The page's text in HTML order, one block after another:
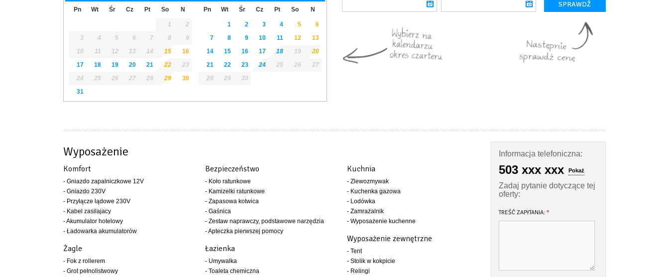
Pn Wt Śr Cz Pt So N
1
2
3
4 5 6 7 8
9
10
11 12 13 14 15
16
17
18 19 20 21 22
23
24
25 26 27 28 29
30
31
Pn Wt Śr Cz Pt So N
1 2 3 4 5
6
7
8 9 10 11 12
13
14
15 16 17 18 19
20
21
22 23 24 25 26
27
28
29 30
Wyposażenie
Komfort
- Gniazdo zapalniczkowe 12V
- Gniazdo 230V
- Przyłącze lądowe 230V
- Kabel zasilajacy
- Akumulator hotelowy
- Ładowarka akumulatorów
Żagle
- Fok z rollerem
- Grot pełnolistwowy
Bezpieczeństwo
- Koło ratunkowe
- Kamizelki ratunkowe
- Zapasowa kotwica
- Gaśnica
- Zestaw naprawczy, podstawowe narzędzia
- Apteczka pierwszej pomocy
Łazienka
- Umywalka
- Toaleta chemiczna
Kuchnia
- Zlewozmywak
- Kuchenka gazowa
- Lodówka
- Zamrażalnik
- Wyposażenie kuchenne
Wyposażenie zewnętrzne
- Tent
- Stolik w kokpicie
- Relingi
Informacja telefoniczna:
503 xxx xxx Pokaż
Zadaj pytanie dotyczące tej
oferty:
TREŚĆ ZAPYTANIA: *